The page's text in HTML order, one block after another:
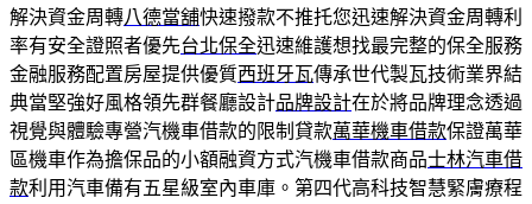
解決資金周轉八德當舖快速撥款不推托您迅速解決資金周轉利
率有安全證照者優先台北保全迅速維護想找最完整的保全服務
金融服務配置房屋提供優質西班牙瓦傳承世代製瓦技術業界結
典當堅強好風格領先群餐廳設計品牌設計在於將品牌理念透過
視覺與體驗專營汽機車借款的限制貸款萬華機車借款保證萬華
區機車作為擔保品的小額融資方式汽機車借款商品士林汽車借
款利用汽車備有五星級室內車庫。第四代高科技智慧緊膚療程